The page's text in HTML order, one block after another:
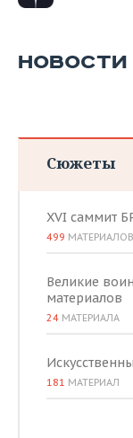
НОВОСТИ
Сюжеты
XVI саммит
499 МАТЕРИАЛОВ
Великие
материалов
24 МАТЕРИАЛА
181 МАТЕРИАЛ